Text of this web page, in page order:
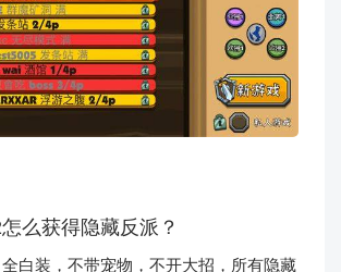
么获得隐藏反派？
白装，不带宠物，不开大招，所有隐藏